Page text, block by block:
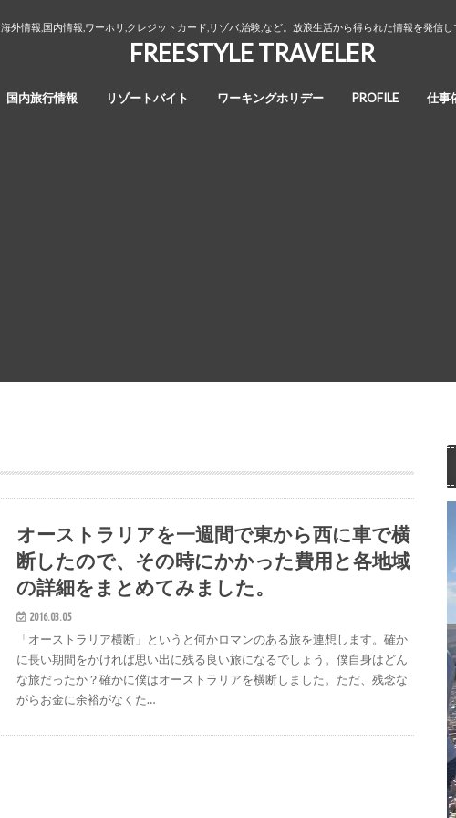
海外情報,国内情報,ワーホリ,クレジットカード,リゾバ,治験,など。放浪生活から得られた情報を発信
FREESTYLE TRAVELER
国内旅行情報 リゾートバイト ワーキングホリデー PROFILE 仕事
オーストラリアを一週間で東から西に車で横
断したので、その時にかかった費用と各地域
の詳細をまとめてみました。
2016.03.05
「オーストラリア横断」というと何かロマンのある旅を連想します。確か
に長い期間をかければ思い出に残る良い旅になるでしょう。僕自身はどん
な旅だったか？確かに僕はオーストラリアを横断しました。ただ、残念な
がらお金に余裕がなくた…